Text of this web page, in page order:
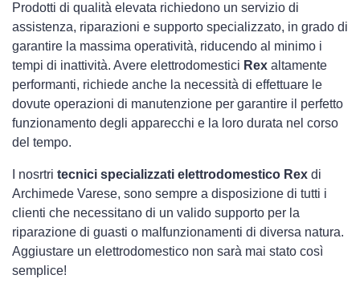
Prodotti di qualità elevata richiedono un servizio di
assistenza, riparazioni e supporto specializzato, in grado di
garantire la massima operatività, riducendo al minimo i
tempi di inattività. Avere elettrodomestici Rex altamente
performanti, richiede anche la necessità di effettuare le
dovute operazioni di manutenzione per garantire il perfetto
funzionamento degli apparecchi e la loro durata nel corso
del tempo.
I nosrtri tecnici specializzati elettrodomestico Rex di
Archimede Varese, sono sempre a disposizione di tutti i
clienti che necessitano di un valido supporto per la
riparazione di guasti o malfunzionamenti di diversa natura.
Aggiustare un elettrodomestico non sarà mai stato così
semplice!